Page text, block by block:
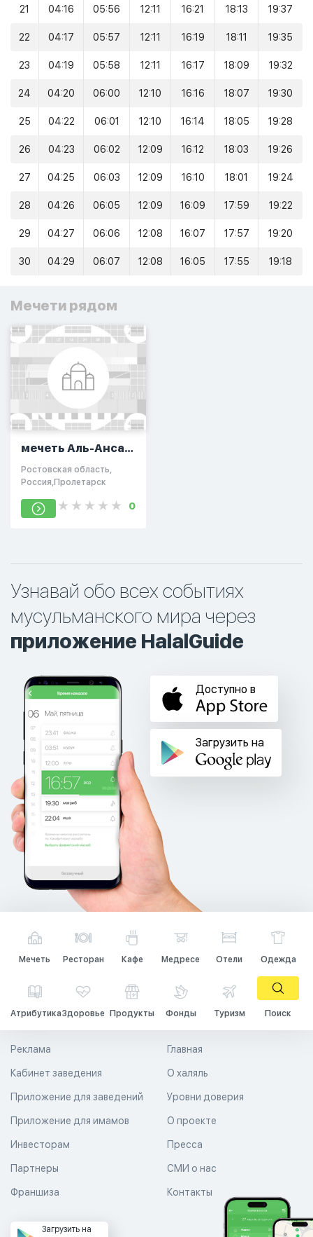
21 04:16 05:56 12:11 16:21 18:13 19:37
22 04:17 05:57 12:11 16:19 18:11 19:35
23 04:19 05:58 12:11 16:17 18:09 19:32
24 04:20 06:00 12:10 16:16 18:07 19:30
25 04:22 06:01 12:10 16:14 18:05 19:28
26 04:23 06:02 12:09 16:12 18:03 19:26
27 04:25 06:03 12:09 16:10 18:01 19:24
28 04:26 06:05 12:09 16:09 17:59 19:22
29 04:27 06:06 12:08 16:07 17:57 19:20
30 04:29 06:07 12:08 16:05 17:55 19:18
Мечети рядом
мечеть Аль-Ансар
в Пролетарске
Ростовская область,
Россия,Пролетарск
0
Узнавай обо всех событиях
мусульманского мира через
приложение HalalGuide
Доступно в
Загрузить на
Мечеть Ресторан Кафе Медресе Отели Одежда
АтрибутикаЗдоровье Продукты Фонды Туризм Поиск
Главная
О халяль
Уровни доверия
Реклама
Кабинет заведения
Приложение для заведений
Приложение для имамов О проекте
Пресса
СМИ о нас
Контакты
Инвесторам
Партнеры
Франшиза
Загрузить на